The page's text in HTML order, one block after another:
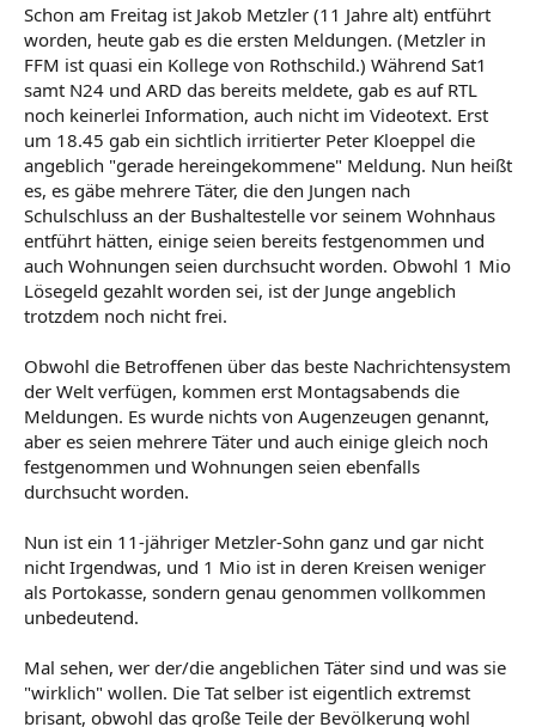
Schon am Freitag ist Jakob Metzler (11 Jahre alt) entführt
worden, heute gab es die ersten Meldungen. (Metzler in
FFM ist quasi ein Kollege von Rothschild.) Während Sat1
samt N24 und ARD das bereits meldete, gab es auf RTL
noch keinerlei Information, auch nicht im Videotext. Erst
um 18.45 gab ein sichtlich irritierter Peter Kloeppel die
angeblich "gerade hereingekommene" Meldung. Nun heißt
es, es gäbe mehrere Täter, die den Jungen nach
Schulschluss an der Bushaltestelle vor seinem Wohnhaus
entführt hätten, einige seien bereits festgenommen und
auch Wohnungen seien durchsucht worden. Obwohl 1 Mio
Lösegeld gezahlt worden sei, ist der Junge angeblich
trotzdem noch nicht frei.
Obwohl die Betroffenen über das beste Nachrichtensystem
der Welt verfügen, kommen erst Montagsabends die
Meldungen. Es wurde nichts von Augenzeugen genannt,
aber es seien mehrere Täter und auch einige gleich noch
festgenommen und Wohnungen seien ebenfalls
durchsucht worden.
Nun ist ein 11-jähriger Metzler-Sohn ganz und gar nicht
nicht Irgendwas, und 1 Mio ist in deren Kreisen weniger
als Portokasse, sondern genau genommen vollkommen
unbedeutend.
Mal sehen, wer der/die angeblichen Täter sind und was sie
"wirklich" wollen. Die Tat selber ist eigentlich extremst
brisant, obwohl das große Teile der Bevölkerung wohl